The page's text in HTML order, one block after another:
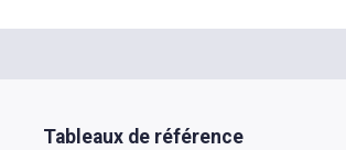
Tableaux de référence